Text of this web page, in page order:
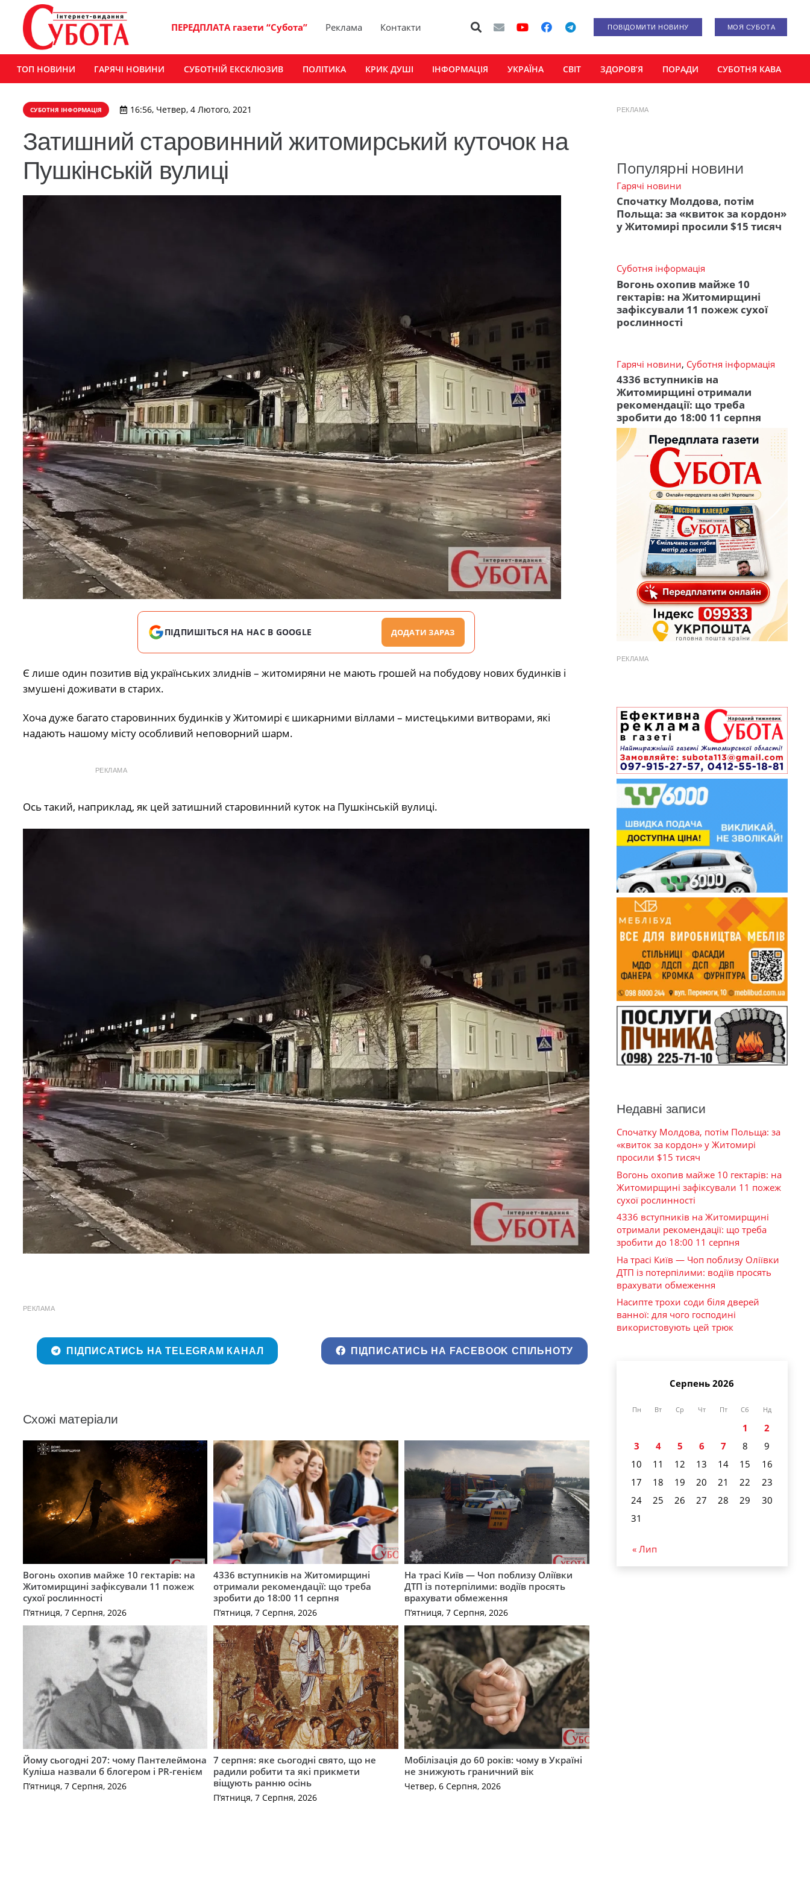
ПЕРЕДПЛАТА газети “Субота” Реклама Контакти ПОВІДОМИТИ НОВИНУ МОЯ СУБОТА
ТОП НОВИНИ ГАРЯЧІ НОВИНИ СУБОТНІЙ ЕКСКЛЮЗИВ ПОЛІТИКА КРИК ДУШІ ІНФОРМАЦІЯ УКРАЇНА СВІТ ЗДОРОВ’Я ПОРАДИ СУБОТНЯ КАВА
СУБОТНЯ ІНФОРМАЦІЯ 16:56, Четвер, 4 Лютого, 2021
Затишний старовинний житомирський куточок на
Пушкінській вулиці
ПІДПИШІТЬСЯ НА НАС В GOOGLE ДОДАТИ ЗАРАЗ
Є лише один позитив від українських злиднів – житомиряни не мають грошей на побудову нових будинків і
змушені доживати в старих.
Хоча дуже багато старовинних будинків у Житомирі є шикарними віллами – мистецькими витворами, які
надають нашому місту особливий неповорний шарм.
РЕКЛАМА
Ось такий, наприклад, як цей затишний старовинний куток на Пушкінській вулиці.
РЕКЛАМА
ПІДПИСАТИСЬ НА TELEGRAM КАНАЛ ПІДПИСАТИСЬ НА FACEBOOK СПІЛЬНОТУ
Схожі матеріали
Вогонь охопив майже 10 гектарів: на
Житомирщині зафіксували 11 пожеж
сухої рослинності
П’ятниця, 7 Серпня, 2026
4336 вступників на Житомирщині
отримали рекомендації: що треба
зробити до 18:00 11 серпня
П’ятниця, 7 Серпня, 2026
На трасі Київ — Чоп поблизу Оліївки
ДТП із потерпілими: водіїв просять
врахувати обмеження
П’ятниця, 7 Серпня, 2026
Йому сьогодні 207: чому Пантелеймона
Куліша назвали б блогером і PR-генієм
П’ятниця, 7 Серпня, 2026
7 серпня: яке сьогодні свято, що не
радили робити та які прикмети
віщують ранню осінь
П’ятниця, 7 Серпня, 2026
Мобілізація до 60 років: чому в Україні
не знижують граничний вік
Четвер, 6 Серпня, 2026
РЕКЛАМА
Популярні новини
Гарячі новини
Спочатку Молдова, потім
Польща: за «квиток за кордон»
у Житомирі просили $15 тисяч
Суботня інформація
Вогонь охопив майже 10
гектарів: на Житомирщині
зафіксували 11 пожеж сухої
рослинності
Гарячі новини, Суботня інформація
4336 вступників на
Житомирщині отримали
рекомендації: що треба
зробити до 18:00 11 серпня
РЕКЛАМА
Недавні записи
Спочатку Молдова, потім Польща: за
«квиток за кордон» у Житомирі
просили $15 тисяч
Вогонь охопив майже 10 гектарів: на
Житомирщині зафіксували 11 пожеж
сухої рослинності
4336 вступників на Житомирщині
отримали рекомендації: що треба
зробити до 18:00 11 серпня
На трасі Київ — Чоп поблизу Оліївки
ДТП із потерпілими: водіїв просять
врахувати обмеження
Насипте трохи соди біля дверей
ванної: для чого господині
використовують цей трюк
Серпень 2026
Пн Вт Ср Чт Пт Сб Нд
1
2
3
4 5 6 7 8
9
10
11 12 13 14 15
16
17
18 19 20 21 22
23
24
25 26 27 28 29
30
31
« Лип